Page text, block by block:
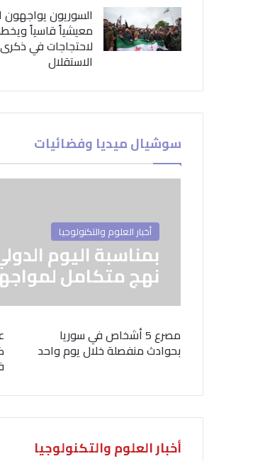
السوريون يواجهون
معيشياً قاسياً
لاحتجاجات في ذكرى
الاستقلال
سوشيال ميديا وفضائيات
أخبار العلوم والتكنولوجيا
بمناسبة اليوم
نهج متكامل
مصرع 5 أشخاص في سوريا
بحوادث منفصلة خلال يوم واحد
أخبار العلوم والتكنولوجيا